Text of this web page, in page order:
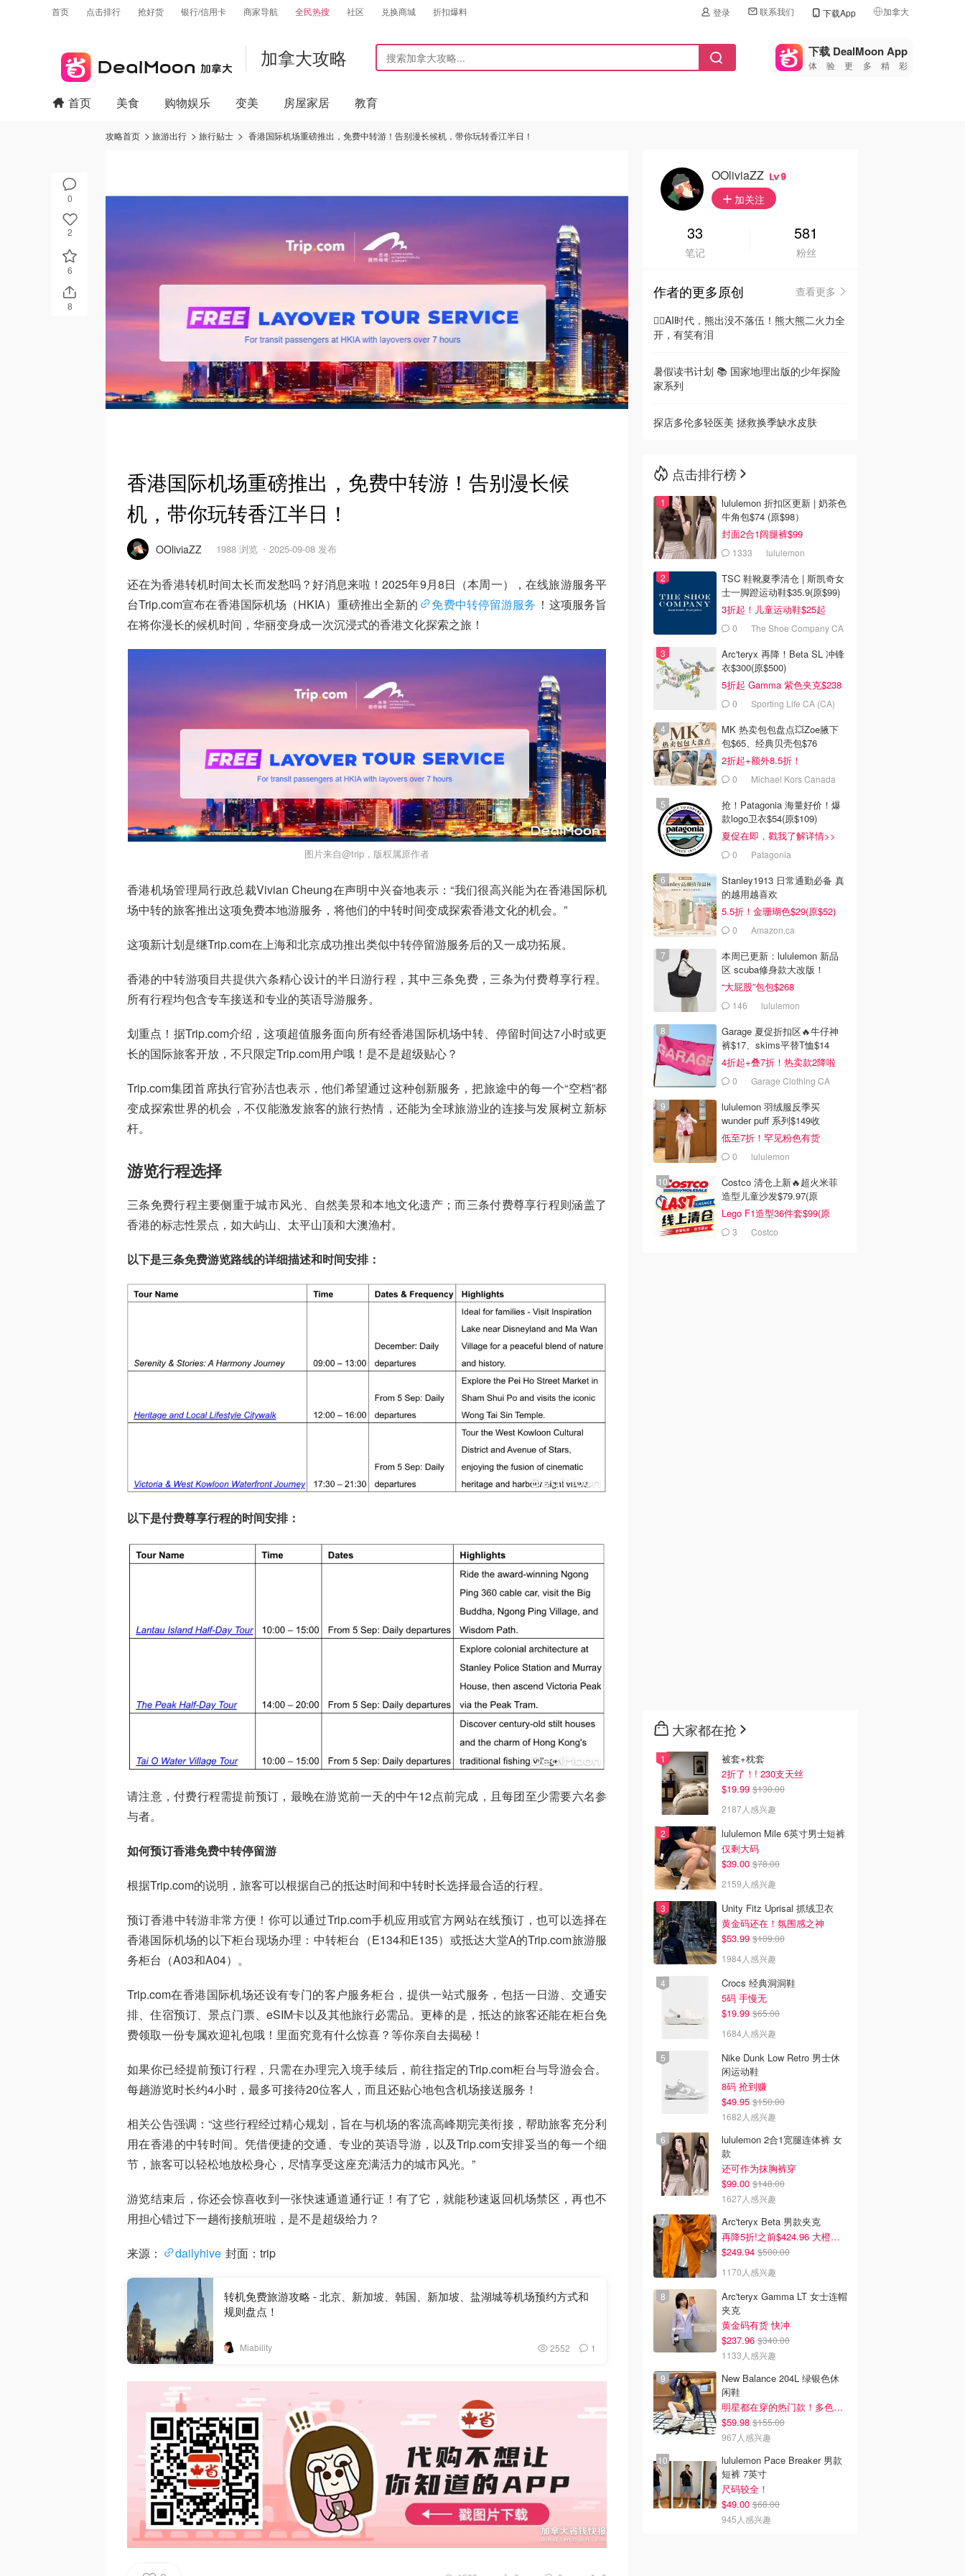
首页 点击排行 抢好货 银行/信用卡 商家导航 全民热搜 社区 兑换商城 折扣爆料 登录 联系我们 下载App 加拿大
🇺🇸
美国
🇨🇳中国
🇮🇹
🇦🇺
🇳🇿新西兰
加拿大攻略 下载 DealMoon App
体验更多精彩
0
2
6
8
首页 美食 购物娱乐 变美 房屋家居 教育
攻略首页 旅游出行 旅行贴士 香港国际机场重磅推出，免费中转游！告别漫长候机，带你玩转香江半日！
香港国际机场重磅推出，免费中转游！告别漫长候
机，带你玩转香江半日！
OOliviaZZ 1988 浏览 2025-09-08 发布
还在为香港转机时间太长而发愁吗？好消息来啦！2025年9月8日（本周一），在线旅游服务平
台Trip.com宣布在香港国际机场（HKIA）重磅推出全新的
免费中转停留游服务 ！这项服务旨
在将你漫长的候机时间，华丽变身成一次沉浸式的香港文化探索之旅！
图片来自@trip，版权属原作者
香港机场管理局行政总裁Vivian Cheung在声明中兴奋地表示：“我们很高兴能为在香港国际机
场中转的旅客推出这项免费本地游服务，将他们的中转时间变成探索香港文化的机会。”
这项新计划是继Trip.com在上海和北京成功推出类似中转停留游服务后的又一成功拓展。
香港的中转游项目共提供六条精心设计的半日游行程，其中三条免费，三条为付费尊享行程。
所有行程均包含专车接送和专业的英语导游服务。
划重点！据Trip.com介绍，这项超值服务面向所有经香港国际机场中转、停留时间达7小时或更
长的国际旅客开放，不只限定Trip.com用户哦！是不是超级贴心？
Trip.com集团首席执行官孙洁也表示，他们希望通过这种创新服务，把旅途中的每一个“空档”都
变成探索世界的机会，不仅能激发旅客的旅行热情，还能为全球旅游业的连接与发展树立新标
杆。
游览行程选择
三条免费行程主要侧重于城市风光、自然美景和本地文化遗产；而三条付费尊享行程则涵盖了
香港的标志性景点，如大屿山、太平山顶和大澳渔村。
以下是三条免费游览路线的详细描述和时间安排：
以下是付费尊享行程的时间安排：
请注意，付费行程需提前预订，最晚在游览前一天的中午12点前完成，且每团至少需要六名参
与者。
如何预订香港免费中转停留游
根据Trip.com的说明，旅客可以根据自己的抵达时间和中转时长选择最合适的行程。
预订香港中转游非常方便！你可以通过Trip.com手机应用或官方网站在线预订，也可以选择在
香港国际机场的以下柜台现场办理：中转柜台（E134和E135）或抵达大堂A的Trip.com旅游服
务柜台（A03和A04）。
Trip.com在香港国际机场还设有专门的客户服务柜台，提供一站式服务，包括一日游、交通安
排、住宿预订、景点门票、eSIM卡以及其他旅行必需品。更棒的是，抵达的旅客还能在柜台免
费领取一份专属欢迎礼包哦！里面究竟有什么惊喜？等你亲自去揭秘！
如果你已经提前预订行程，只需在办理完入境手续后，前往指定的Trip.com柜台与导游会合。
每趟游览时长约4小时，最多可接待20位客人，而且还贴心地包含机场接送服务！
相关公告强调：“这些行程经过精心规划，旨在与机场的客流高峰期完美衔接，帮助旅客充分利
用在香港的中转时间。凭借便捷的交通、专业的英语导游，以及Trip.com安排妥当的每一个细
节，旅客可以轻松地放松身心，尽情享受这座充满活力的城市风光。”
游览结束后，你还会惊喜收到一张快速通道通行证！有了它，就能秒速返回机场禁区，再也不
用担心错过下一趟衔接航班啦，是不是超级给力？
来源： dailyhive 封面：trip
转机免费旅游攻略 - 北京、新加坡、韩国、新加坡、盐湖城等机场预约方式和
规则盘点！
Miability 2552 1
OOliviaZZ 9
加关注
33
笔记
581
粉丝
作者的更多原创
查看更多
🦸‍♂️AI时代，熊出没不落伍！熊大熊二火力全
开，有笑有泪
暑假读书计划 📚 国家地理出版的少年探险
家系列
探店多伦多轻医美 拯救换季缺水皮肤
点击排行榜
lululemon 折扣区更新 | 奶茶色
牛角包$74 (原$98）
封面2合1阔腿裤$99
1333 lululemon
TSC 鞋靴夏季清仓 | 斯凯奇女
士一脚蹬运动鞋$35.9(原$99)
3折起！儿童运动鞋$25起
0
The Shoe Company CA
Arc'teryx 再降！Beta SL 冲锋
衣$300(原$500)
5折起 Gamma 紫色夹克$238
0 Sporting Life CA (CA)
MK 热卖包包盘点💥Zoe腋下
包$65、经典贝壳包$76
2折起+额外8.5折！
0 Michael Kors Canada
抢！Patagonia 海量好价！爆
款logo卫衣$54(原$109)
夏促在即，戳我了解详情>>
0 Patagonia
Stanley1913 日常通勤必备 真
的越用越喜欢
5.5折！金珊瑚色$29(原$52)
0 Amazon.ca
本周已更新：lululemon 新品
区 scuba修身款大改版！
“大屁股”包包$268
146 lululemon
Garage 夏促折扣区🔥牛仔神
裤$17、skims平替T恤$14
4折起+叠7折！热卖款2降啦
0
Garage Clothing CA
lululemon 羽绒服反季买
wunder puff 系列$149收
低至7折！罕见粉色有货
0 lululemon
Costco 清仓上新🔥超火米菲
造型儿童沙发$79.97(原
$129.99)
Lego F1造型36件套$99(原
$159)
3 Costco
大家都在抢
被套+枕套
2折了！! 230支天丝
$19.99 $130.00
2187人感兴趣
lululemon Mile 6英寸男士短裤
仅剩大码
$39.00 $78.00
2159人感兴趣
Unity Fitz Uprisal 抓绒卫衣
黄金码还在！氛围感之神
$53.99 $109.00
1984人感兴趣
Crocs 经典洞洞鞋
5码 手慢无
$19.99 $65.00
1684人感兴趣
Nike Dunk Low Retro 男士休
闲运动鞋
8码 抢到赚
$49.95 $150.00
1682人感兴趣
lululemon 2合1宽腿连体裤 女
款
还可作为抹胸裤穿
$99.00 $148.00
1627人感兴趣
Arc'teryx Beta 男款夹克
再降5折!之前$424.96 大橙子好显白 蹲补
$249.94 $500.00
1170人感兴趣
Arc'teryx Gamma LT 女士连帽
夹克
黄金码有货 快冲
$237.96 $340.00
1133人感兴趣
New Balance 204L 绿银色休
闲鞋
明星都在穿的热门款！多色可选 3.8折
$59.98 $155.00
967人感兴趣
lululemon Pace Breaker 男款
短裤 7英寸
尺码较全！
$49.00 $68.00
945人感兴趣